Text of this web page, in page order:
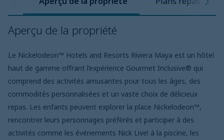
Aperçu de la propriété
Le Nickelodeon™ Hotels and Resorts Riviera Maya est un hôtel
haut de gamme offrant l’expérience Gourmet Inclusive® qui
comprend des activités amusantes pour tous les âges, des
commodités personnalisées et un vaste choix de délicieux
repas. Les enfants peuvent explorer la place Nickelodeon™,
rencontrer leurs personnages préférés et participer à des
activités comme les événements Nick Live! à la piscine, les